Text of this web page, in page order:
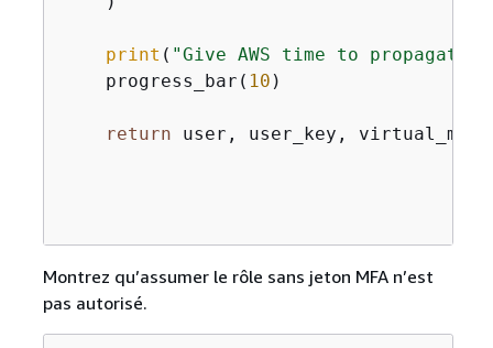
print ( "Give AWS time to propagate
    progress_bar(
10 )
return user, user_key,
Montrez qu’assumer le rôle sans jeton MFA n’est
pas autorisé.